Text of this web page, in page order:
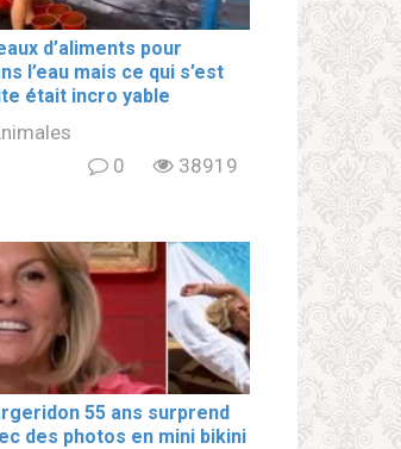
d’aliments pour
l’eau mais ce qui s’est
était incro yable
0
38919
55 ans surprend
des photos en mini bikini